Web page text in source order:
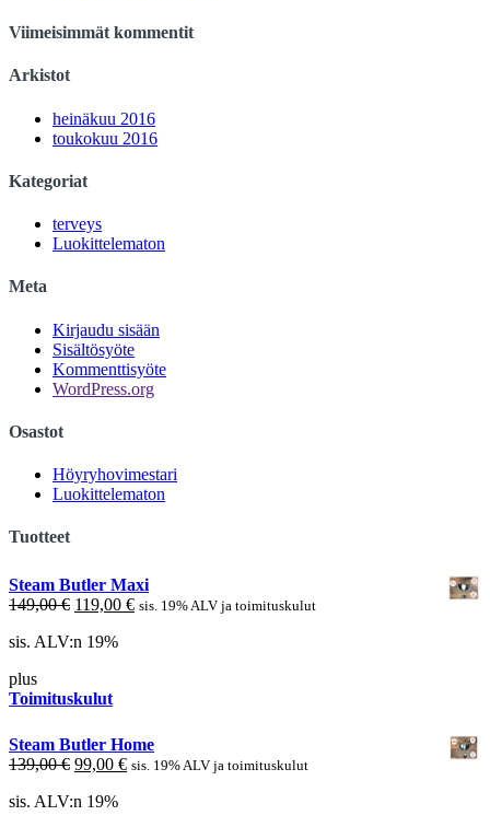
Viimeisimmät kommentit
Arkistot
heinäkuu 2016
toukokuu 2016
Kategoriat
terveys
Luokittelematon
Meta
Kirjaudu sisään
Sisältösyöte
Kommenttisyöte
WordPress.org
Osastot
Höyryhovimestari
Luokittelematon
Tuotteet
Steam Butler Maxi
149,00€ Alkuperäinen
oli:
119,00 €Nykyinen
sis. 19% ALV ja toimituskulut
sis. ALV:n 19%
plus
Toimituskulut
Steam Butler Home
139,00€ Alkuperäinen
oli:
99,00 €Nykyinen
sis. 19% ALV ja toimituskulut
sis. ALV:n 19%